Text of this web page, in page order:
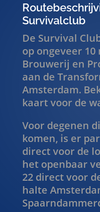
Survivalclub
De Survival
op ongeveer
Brouwerij en
aan de
Amsterdam.
kaart voor de
Voor degenen
komen, is er
direct voor de
het openbaar
22 direct voor
halte